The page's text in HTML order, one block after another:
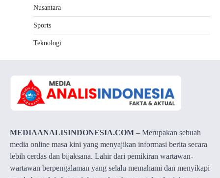
Nusantara
Sports
Teknologi
MEDIAANALISINDONESIA.COM – Merupakan sebuah
media online masa kini yang menyajikan informasi berita secara
lebih cerdas dan bijaksana. Lahir dari pemikiran wartawan-
wartawan berpengalaman yang selalu memahami dan menyikapi